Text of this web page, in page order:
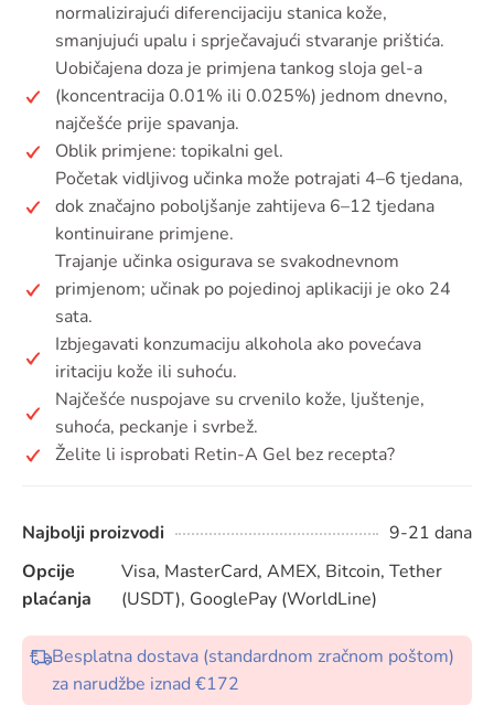
normalizirajući diferencijaciju stanica kože,
smanjujući upalu i sprječavajući stvaranje prištića.
Uobičajena doza je primjena tankog sloja gel-a
(koncentracija 0.01% ili 0.025%) jednom dnevno,
najčešće prije spavanja.
Oblik primjene: topikalni gel.
Početak vidljivog učinka može potrajati 4–6 tjedana,
dok značajno poboljšanje zahtijeva 6–12 tjedana
kontinuirane primjene.
Trajanje učinka osigurava se svakodnevnom
primjenom; učinak po pojedinoj aplikaciji je oko 24
sata.
Izbjegavati konzumaciju alkohola ako povećava
iritaciju kože ili suhoću.
Najčešće nuspojave su crvenilo kože, ljuštenje,
suhoća, peckanje i svrbež.
Želite li isprobati Retin-A Gel bez recepta?
Najbolji proizvodi
9-21 dana
Opcije
plaćanja
Visa, MasterCard, AMEX, Bitcoin, Tether
(USDT), GooglePay (WorldLine)
Besplatna dostava (standardnom zračnom poštom)
za narudžbe iznad €172